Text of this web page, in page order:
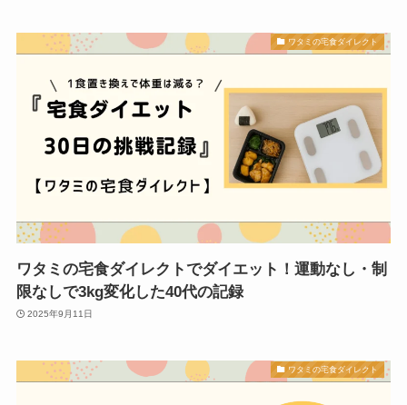
ワタミの宅食ダイレクト
ワタミの宅食ダイレクトでダイエット！運動なし・制
限なしで3kg変化した40代の記録
2025年9月11日
ワタミの宅食ダイレクト